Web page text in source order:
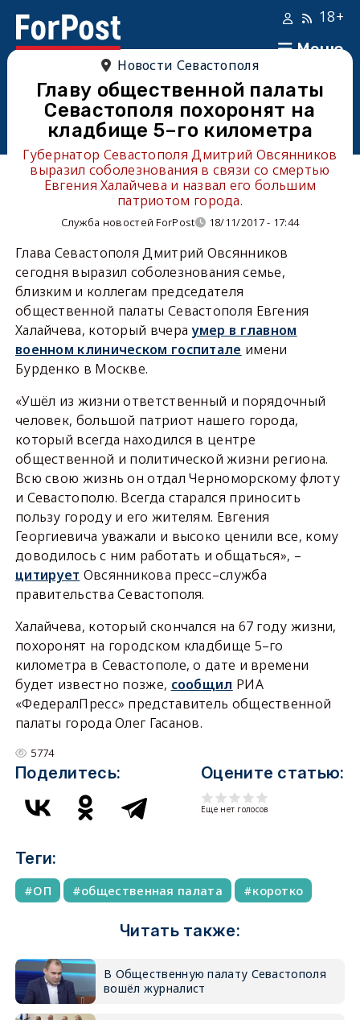
Меню
18+
Новости Севастополя
Главу общественной палаты
Севастополя похоронят на
кладбище 5–го километра
Губернатор Севастополя Дмитрий Овсянников
выразил соболезнования в связи со смертью
Евгения Халайчева и назвал его большим
патриотом города.
Служба новостей ForPost 18/11/2017 - 17:44
Глава Севастополя Дмитрий Овсянников
сегодня выразил соболезнования семье,
близким и коллегам председателя
общественной палаты Севастополя Евгения
Халайчева, который вчераумер в главном
военном клиническом госпитале имени
Бурденко в Москве.
«Ушёл из жизни ответственный и порядочный
человек, большой патриот нашего города,
который всегда находился в центре
общественной и политической жизни региона.
Всю свою жизнь он отдал Черноморскому флоту
и Севастополю. Всегда старался приносить
пользу городу и его жителям. Евгения
Георгиевича уважали и высоко ценили все, кому
доводилось с ним работать и общаться», –
цитирует Овсянникова пресс–служба
правительства Севастополя.
Халайчева, который скончался на 67 году жизни,
похоронят на городском кладбище 5–го
километра в Севастополе, о дате и времени
будет известно позже, сообщил РИА
«ФедералПресс» представитель общественной
палаты города Олег Гасанов.
5774
Поделитесь: Оцените статью:
Еще нет голосов
Теги:
ОП общественная палата коротко
Читать также:
В Общественную палату Севастополя
вошёл журналист